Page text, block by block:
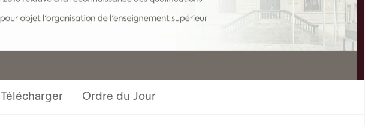
Télécharger Ordre du Jour